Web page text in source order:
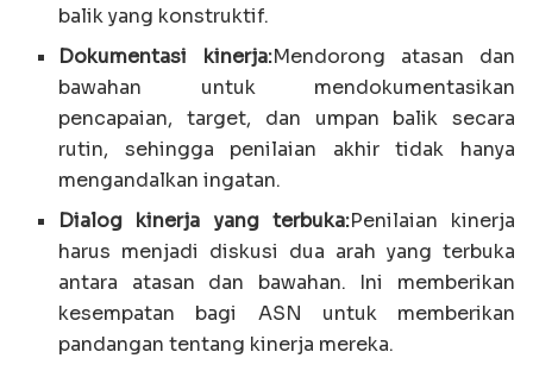
balik yang konstruktif.
Dokumentasi kinerja:Mendorong atasan dan
bawahan untuk mendokumentasikan
pencapaian, target, dan umpan balik secara
rutin, sehingga penilaian akhir tidak hanya
mengandalkan ingatan.
Dialog kinerja yang terbuka:Penilaian kinerja
harus menjadi diskusi dua arah yang terbuka
antara atasan dan bawahan. Ini memberikan
kesempatan bagi ASN untuk memberikan
pandangan tentang kinerja mereka.